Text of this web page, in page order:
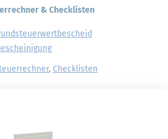
& Checklisten
, Checklisten